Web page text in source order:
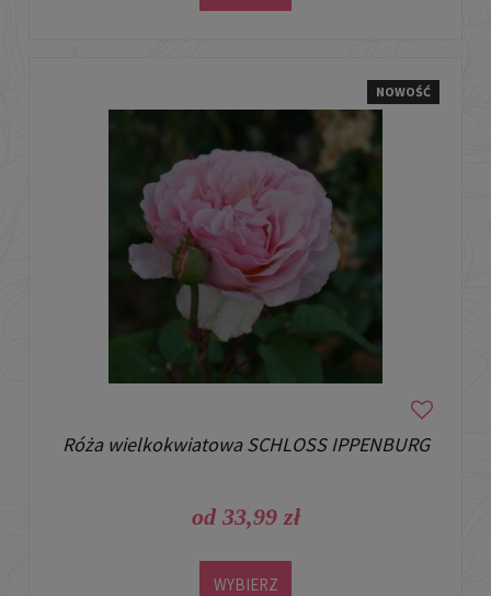
Róża wielkokwiatowa SCHLOSS IPPENBURG
od 33,99 zł
WYBIERZ
NOWOŚĆ